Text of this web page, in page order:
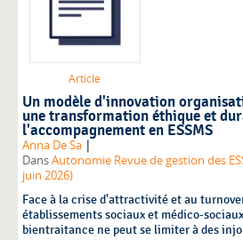
Article
Un modèle d'innovation
une transformation éthique et
l'accompagnement en ESSMS
Anna De Sa |
DansAutonomie Revue de gestion des
juin 2026)
Face à la crise d'attractivité et au
établissements sociaux et médico-
bientraitance ne peut se limiter à des